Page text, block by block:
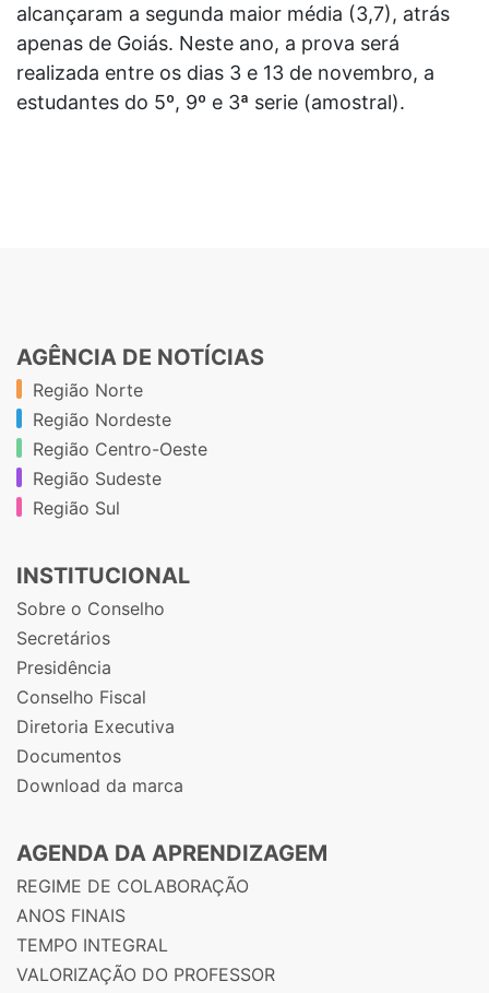
alcançaram a segunda maior média (3,7), atrás
apenas de Goiás. Neste ano, a prova será
realizada entre os dias 3 e 13 de novembro, a
estudantes do 5º, 9º e 3ª serie (amostral).
AGÊNCIA DE NOTÍCIAS
Região Norte
Região Nordeste
Região Centro-Oeste
Região Sudeste
Região Sul
INSTITUCIONAL
Sobre o Conselho
Secretários
Presidência
Conselho Fiscal
Diretoria Executiva
Documentos
Download da marca
AGENDA DA APRENDIZAGEM
REGIME DE COLABORAÇÃO
ANOS FINAIS
TEMPO INTEGRAL
VALORIZAÇÃO DO PROFESSOR